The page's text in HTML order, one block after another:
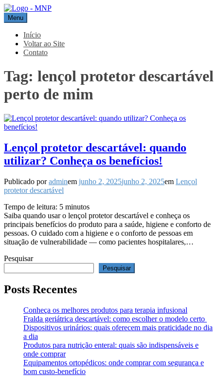
Pular
para
o
conteúdo
MNP
Blog
Menu
Início
Voltar ao Site
Contato
Tag: lençol protetor descartável
perto de mim
Lençol protetor descartável: quando
utilizar? Conheça os benefícios!
Publicado poradminem junho 2, 2025junho 2, 2025em Lençol
protetor descartável
Tempo de leitura: 5 minutos
Saiba quando usar o lençol protetor descartável e conheça os
principais benefícios do produto para a saúde, higiene e conforto de
pessoas. O cuidado com a higiene e o conforto de pessoas em
situação de vulnerabilidade — como pacientes hospitalares,…
Pesquisar
Pesquisar
Posts Recentes
Conheça os melhores produtos para terapia infusional
Fralda geriátrica descartável: como escolher o modelo certo
Dispositivos urinários: quais oferecem mais praticidade no dia
a dia
Produtos para nutrição enteral: quais são indispensáveis e
onde comprar
Equipamentos ortopédicos: onde comprar com segurança e
bom custo-benefício